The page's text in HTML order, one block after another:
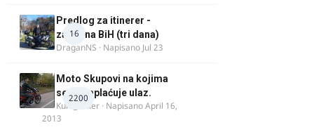
16
Predlog za itinerer -
zapadna BiH (tri dana)
DraganNS · Napisano Jul 23
2200
Moto Skupovi na kojima
se ne naplaćuje ulaz.
Kum_Mixer · NapisanoApril 16,
2013